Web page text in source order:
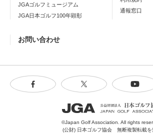
JGAゴルフミュージアム
JGA日本ゴルフ100年顕彰
通報窓口
お問い合わせ
©Japan Golf Association. All rights
(公財) 日本ゴルフ協会 無断複製転載を